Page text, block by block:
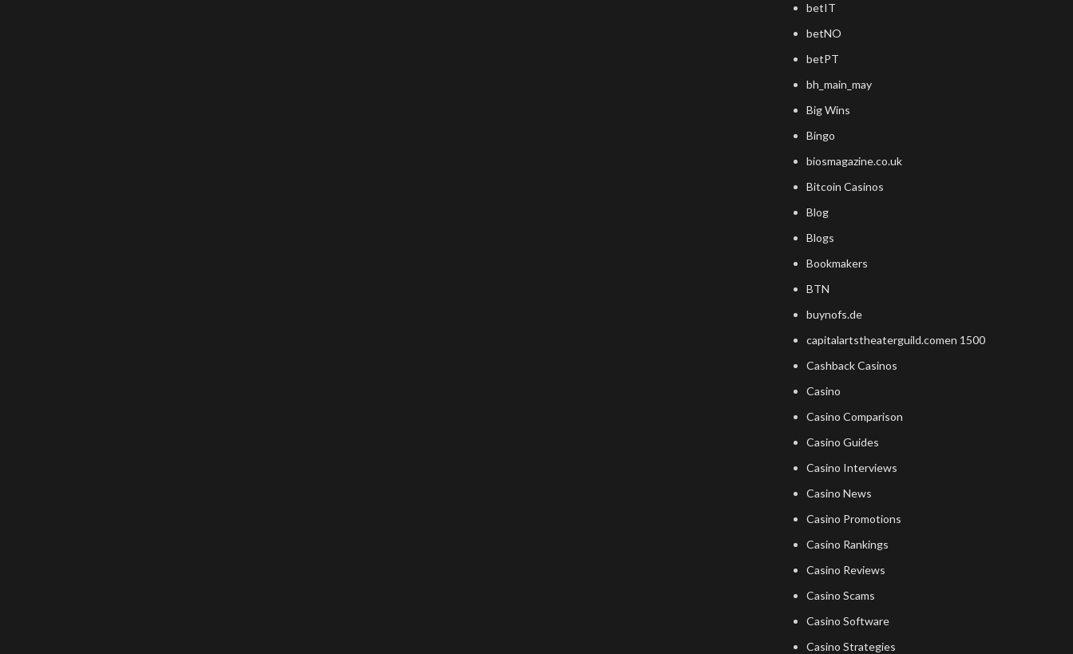
betIT
betNO
betPT
bh_main_may
Big Wins
Bingo
biosmagazine.co.uk
Bitcoin Casinos
Blog
Blogs
Bookmakers
BTN
buynofs.de
capitalartstheaterguild.comen 1500
Cashback Casinos
Casino
Casino Comparison
Casino Guides
Casino Interviews
Casino News
Casino Promotions
Casino Rankings
Casino Reviews
Casino Scams
Casino Software
Casino Strategies